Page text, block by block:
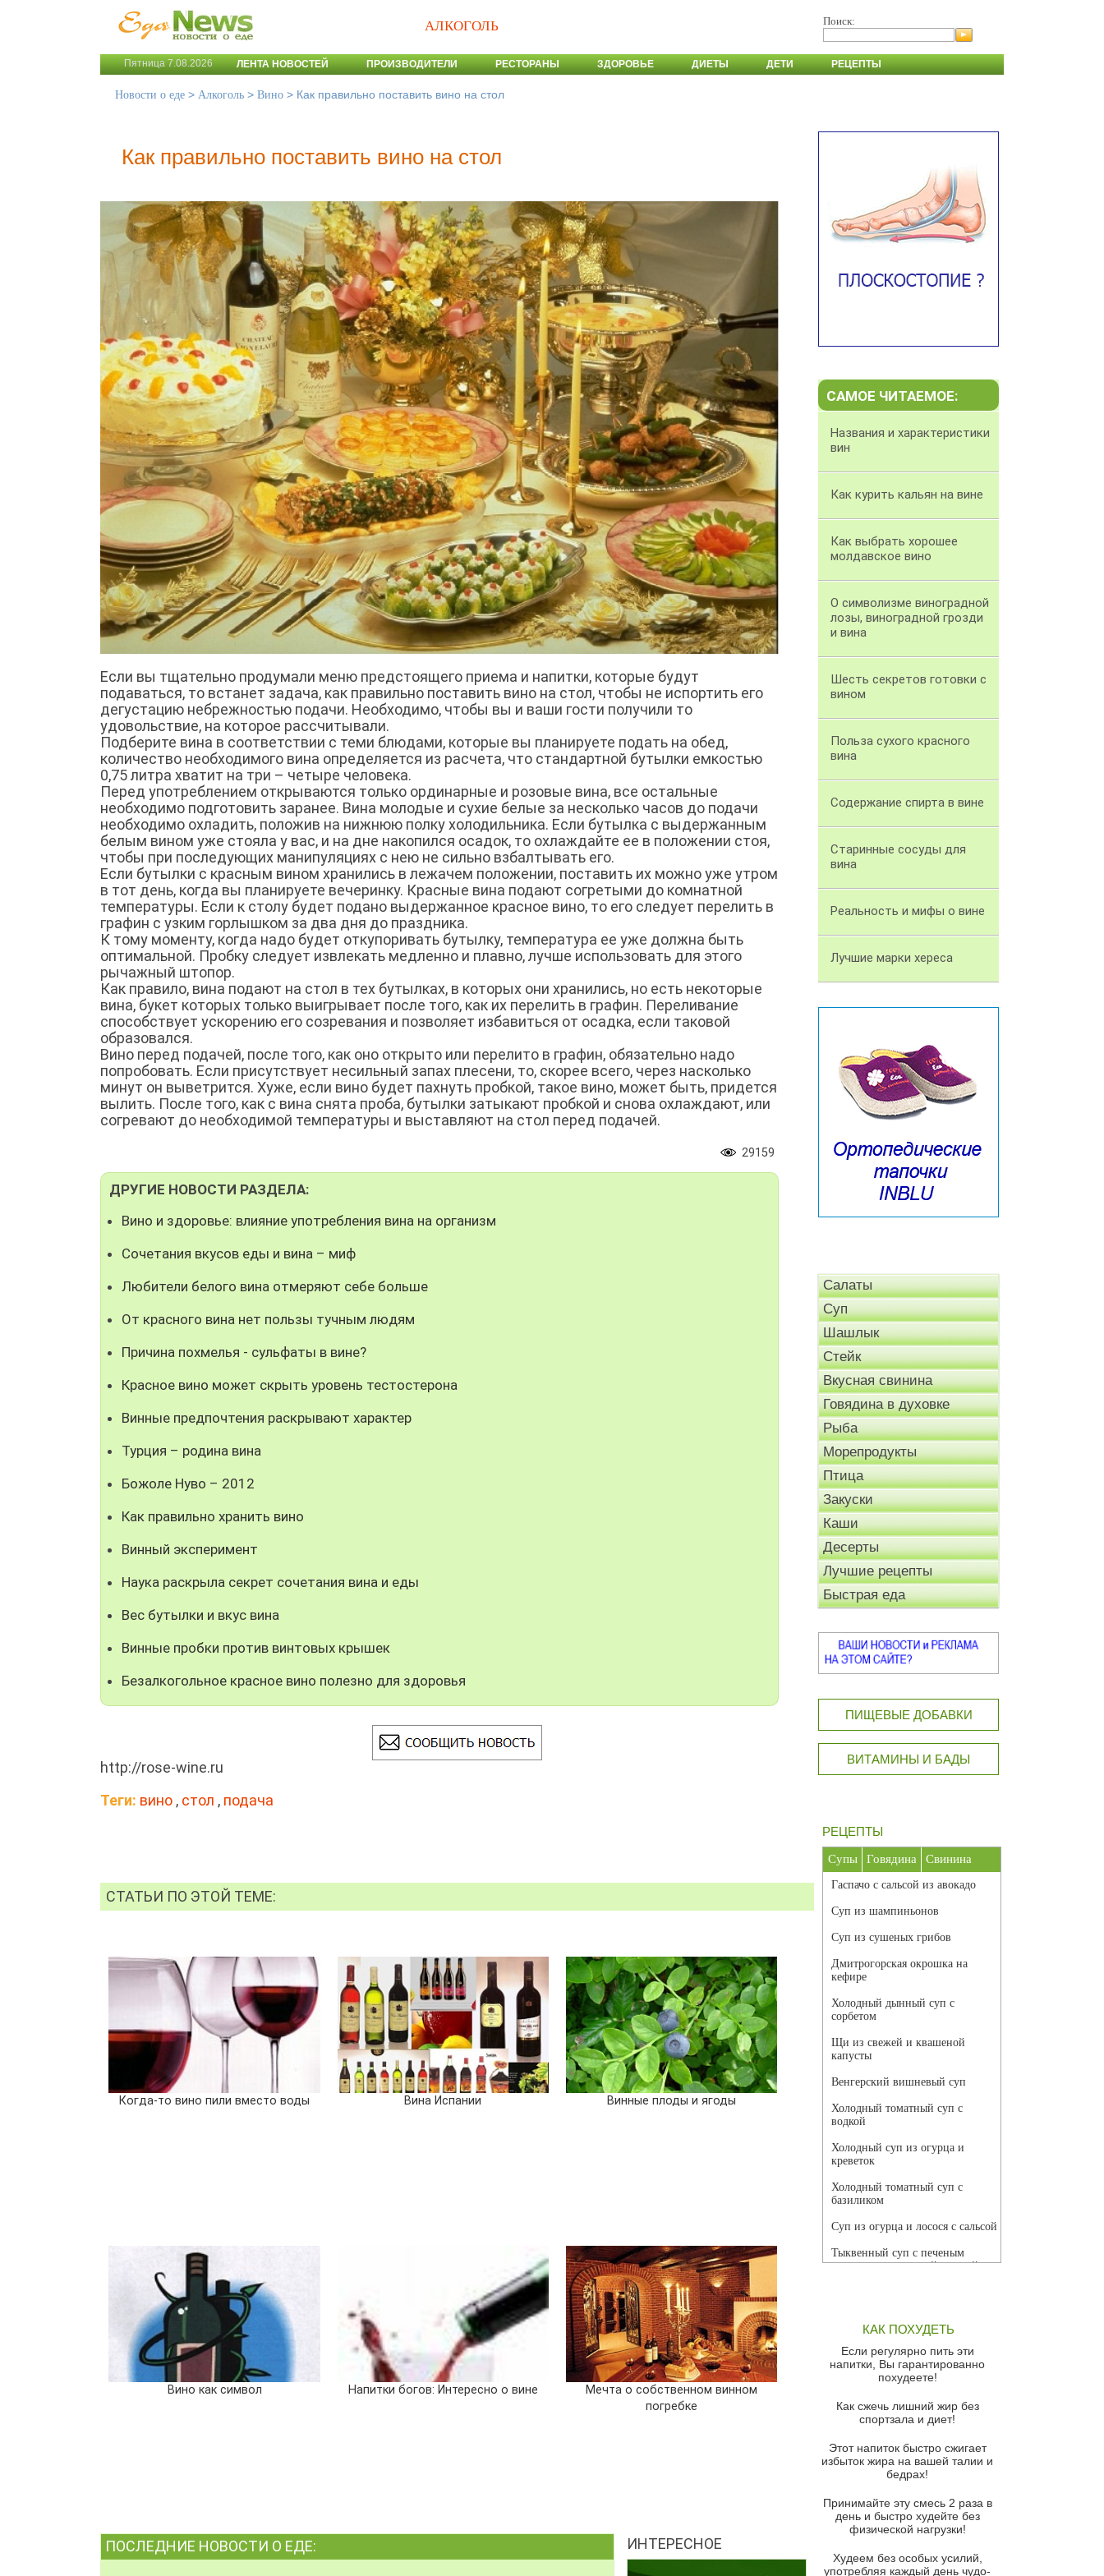
АЛКОГОЛЬ Поиск:
Пятница 7.08.2026 ЛЕНТА НОВОСТЕЙ ПРОИЗВОДИТЕЛИ РЕСТОРАНЫ ЗДОРОВЬЕ ДИЕТЫ ДЕТИ РЕЦЕПТЫ
Новости о еде > Алкоголь > Вино > Как правильно поставить вино на стол
Как правильно поставить вино на стол
Если вы тщательно продумали меню предстоящего приема и напитки, которые будут
подаваться, то встанет задача, как правильно поставить вино на стол, чтобы не испортить его
дегустацию небрежностью подачи. Необходимо, чтобы вы и ваши гости получили то
удовольствие, на которое рассчитывали.
Подберите вина в соответствии с теми блюдами, которые вы планируете подать на обед,
количество необходимого вина определяется из расчета, что стандартной бутылки емкостью
0,75 литра хватит на три – четыре человека.
Перед употреблением открываются только ординарные и розовые вина, все остальные
необходимо подготовить заранее. Вина молодые и сухие белые за несколько часов до подачи
необходимо охладить, положив на нижнюю полку холодильника. Если бутылка с выдержанным
белым вином уже стояла у вас, и на дне накопился осадок, то охлаждайте ее в положении стоя,
чтобы при последующих манипуляциях с нею не сильно взбалтывать его.
Если бутылки с красным вином хранились в лежачем положении, поставить их можно уже утром
в тот день, когда вы планируете вечеринку. Красные вина подают согретыми до комнатной
температуры. Если к столу будет подано выдержанное красное вино, то его следует перелить в
графин с узким горлышком за два дня до праздника.
К тому моменту, когда надо будет откупоривать бутылку, температура ее уже должна быть
оптимальной. Пробку следует извлекать медленно и плавно, лучше использовать для этого
рычажный штопор.
Как правило, вина подают на стол в тех бутылках, в которых они хранились, но есть некоторые
вина, букет которых только выигрывает после того, как их перелить в графин. Переливание
способствует ускорению его созревания и позволяет избавиться от осадка, если таковой
образовался.
Вино перед подачей, после того, как оно открыто или перелито в графин, обязательно надо
попробовать. Если присутствует несильный запах плесени, то, скорее всего, через насколько
минут он выветрится. Хуже, если вино будет пахнуть пробкой, такое вино, может быть, придется
вылить. После того, как с вина снята проба, бутылки затыкают пробкой и снова охлаждают, или
согревают до необходимой температуры и выставляют на стол перед подачей.
29159
ДРУГИЕ НОВОСТИ РАЗДЕЛА:
Вино и здоровье: влияние употребления вина на организм
Сочетания вкусов еды и вина – миф
Любители белого вина отмеряют себе больше
От красного вина нет пользы тучным людям
Причина похмелья - сульфаты в вине?
Красное вино может скрыть уровень тестостерона
Винные предпочтения раскрывают характер
Турция – родина вина
Божоле Нуво – 2012
Как правильно хранить вино
Винный эксперимент
Наука раскрыла секрет сочетания вина и еды
Вес бутылки и вкус вина
Винные пробки против винтовых крышек
Безалкогольное красное вино полезно для здоровья
http://rose-wine.ru
Теги: вино , стол , подача
СТАТЬИ ПО ЭТОЙ ТЕМЕ:
Когда-то вино пили вместо воды Вина Испании Винные плоды и ягоды
Вино как символ Напитки богов: Интересно о вине
Мечта о собственном винном
погребке
ПОСЛЕДНИЕ НОВОСТИ О ЕДЕ: ИНТЕРЕСНОЕ
САМОЕ ЧИТАЕМОЕ:
Названия и характеристики
вин
Как курить кальян на вине
Как выбрать хорошее
молдавское вино
О символизме виноградной
лозы, виноградной грозди
и вина
Шесть секретов готовки с
вином
Польза сухого красного
вина
Содержание спирта в вине
Старинные сосуды для
вина
Реальность и мифы о вине
Лучшие марки хереса
Салаты
Суп
Шашлык
Стейк
Вкусная свинина
Говядина в духовке
Рыба
Морепродукты
Птица
Закуски
Каши
Десерты
Лучшие рецепты
Быстрая еда
ПИЩЕВЫЕ ДОБАВКИ
ВИТАМИНЫ И БАДЫ
РЕЦЕПТЫ
Супы Говядина Свинина
Гаспачо с сальсой из авокадо
Суп из шампиньонов
Суп из сушеных грибов
Дмитрогорская окрошка на
кефире
Холодный дынный суп с
сорбетом
Щи из свежей и квашеной
капусты
Венгерский вишневый суп
Холодный томатный суп с
водкой
Холодный суп из огурца и
креветок
Холодный томатный суп с
базиликом
Суп из огурца и лосося с сальсой
Тыквенный суп с печеным
чесноком и томатной сальсой
красного перца
Парижский луковый суп
Суп из спаржи и горошка с
Суп-крем из цветной капусты
Французский луковый суп
Суп из баклажанов с моцареллой
Грибной крем-суп с кростини с
козьим сыром
Суп мисо с зеленым луком и
тофу
КАК ПОХУДЕТЬ
Если регулярно пить эти
напитки, Вы гарантированно
похудеете!
Как сжечь лишний жир без
спортзала и диет!
Этот напиток быстро сжигает
избыток жира на вашей талии и
бедрах!
Принимайте эту смесь 2 раза в
день и быстро худейте без
физической нагрузки!
Худеем без особых усилий,
употребляя каждый день чудо-